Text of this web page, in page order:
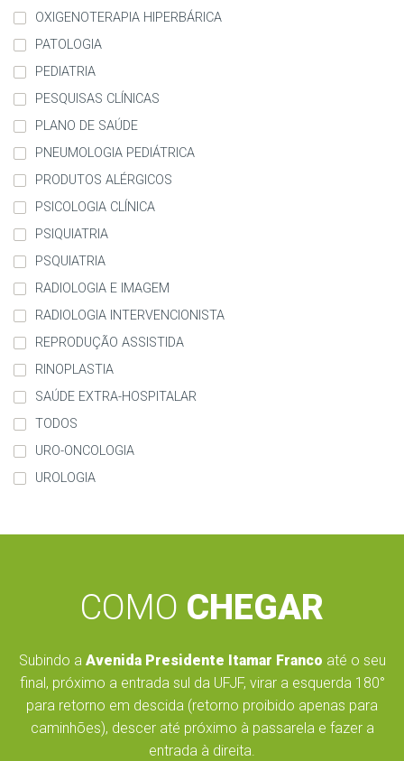
OXIGENOTERAPIA HIPERBÁRICA
PATOLOGIA
PEDIATRIA
PESQUISAS CLÍNICAS
PLANO DE SAÚDE
PNEUMOLOGIA PEDIÁTRICA
PRODUTOS ALÉRGICOS
PSICOLOGIA CLÍNICA
PSIQUIATRIA
PSQUIATRIA
RADIOLOGIA E IMAGEM
RADIOLOGIA INTERVENCIONISTA
REPRODUÇÃO ASSISTIDA
RINOPLASTIA
SAÚDE EXTRA-HOSPITALAR
TODOS
URO-ONCOLOGIA
UROLOGIA
COMO CHEGAR
Subindo a Avenida Presidente Itamar Franco até o seu
final, próximo a entrada sul da UFJF, virar a esquerda 180°
para retorno em descida (retorno proibido apenas para
caminhões), descer até próximo à passarela e fazer a
entrada à direita.